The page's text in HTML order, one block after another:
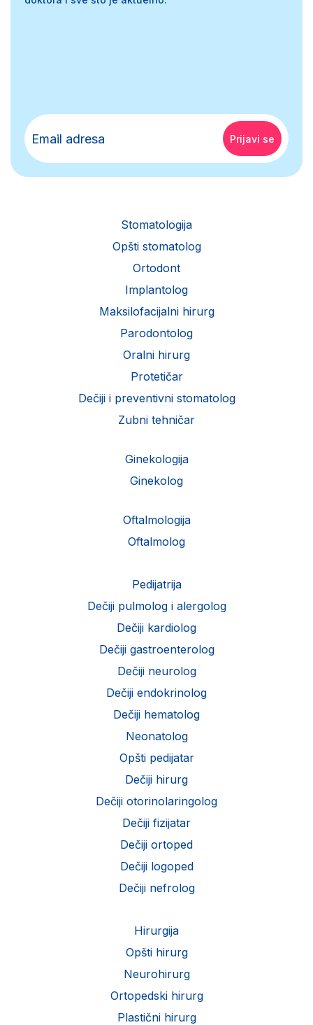
Stomatologija
Opšti stomatolog
Ortodont
Implantolog
Maksilofacijalni hirurg
Parodontolog
Oralni hirurg
Protetičar
Dečiji i preventivni stomatolog
Zubni tehničar
Ginekologija
Ginekolog
Oftalmologija
Oftalmolog
Pedijatrija
Dečiji pulmolog i alergolog
Dečiji kardiolog
Dečiji gastroenterolog
Dečiji neurolog
Dečiji endokrinolog
Dečiji hematolog
Neonatolog
Opšti pedijatar
Dečiji hirurg
Dečiji otorinolaringolog
Dečiji fizijatar
Dečiji ortoped
Dečiji logoped
Dečiji nefrolog
Hirurgija
Opšti hirurg
Neurohirurg
Ortopedski hirurg
Plastični hirurg